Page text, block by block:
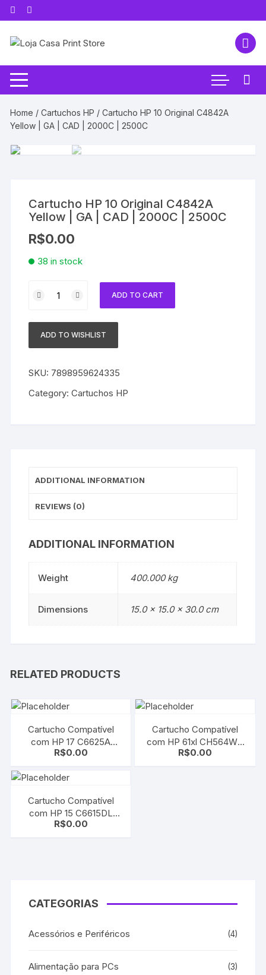
Pular
para
conteúdo
Home /Cartuchos HP / Cartucho HP 10 Original C4842A
Yellow | GA | CAD | 2000C | 2500C
Cartucho HP 10 Original C4842A
Yellow | GA | CAD | 2000C | 2500C
R$0.00
38 in stock
HP
Original
|
quantity
ADD TO CART
ADD TO WISHLIST
SKU: 7898959624335
Category:Cartuchos HP
ADDITIONAL INFORMATION
REVIEWS (0)
ADDITIONAL INFORMATION
Weight 400.000 kg
Dimensions 15.0 × 15.0 × 30.0 cm
RELATED PRODUCTS
Cartucho Compatível
com HP 17 C6625A
Color | Deskjet 825/
R$0.00
Cartucho Compatível
com HP 61xl CH564WN
Color | Deskjet 3000 |
R$0.00
Cartucho Compatível
com HP 15 C6615DL
Black | Deskjet 810/ 812/
R$0.00
CATEGORIAS
Acessórios e Periféricos (4)
Alimentação para PCs (3)